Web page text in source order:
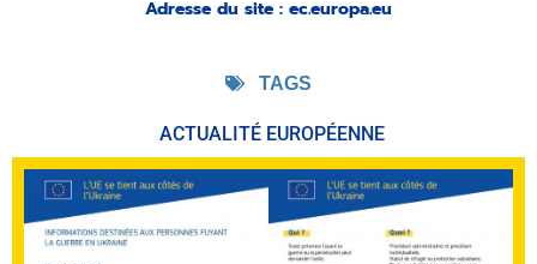
Adresse du site : ec.europa.eu
TAGS
ACTUALITÉ EUROPÉENNE